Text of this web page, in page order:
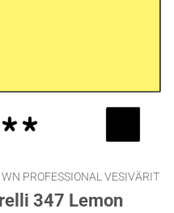
WN PROFESSIONAL VESIVÄRIT
347 Lemon